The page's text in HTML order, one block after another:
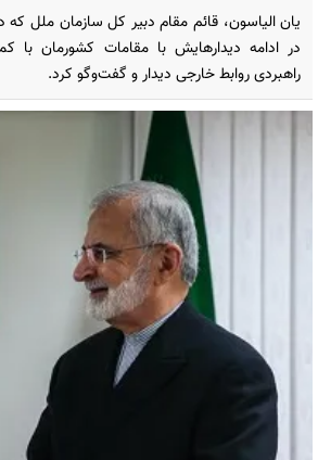
یان الیاسون، قائم مقام دبیر کل سازمان ملل که
در ادامه دیدارهایش با مقامات کشورمان با
راهبردی روابط خارجی دیدار و گفت‌وگو کرد.